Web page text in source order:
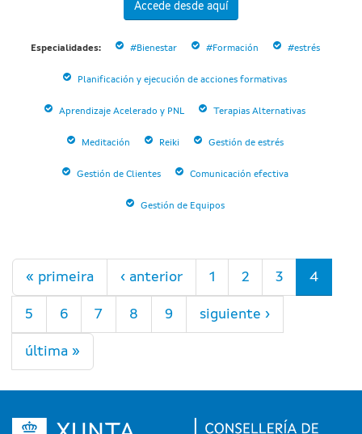
Accede desde aquí
Especialidades: #Bienestar #Formación #estrés
Planificación y ejecución de acciones formativas
Aprendizaje Acelerado y PNL Terapias Alternativas
Meditación Reiki Gestión de estrés
Gestión de Clientes Comunicación efectiva
Gestión de Equipos
Páginas
« primeira ‹ anterior 1 2 3 4
5 6 7 8 9 siguiente ›
última »